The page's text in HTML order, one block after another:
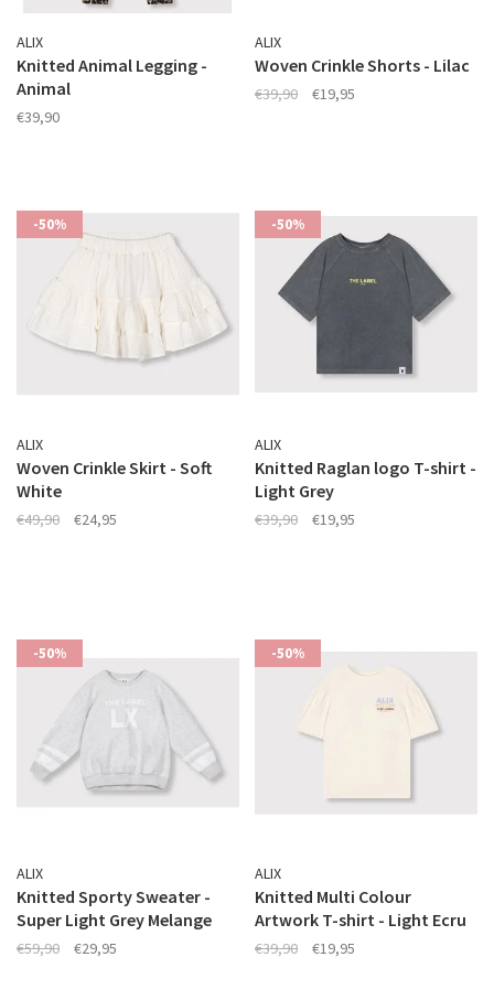
ALIX
Knitted Animal Legging -
Animal
€39,90
ALIX
Woven Crinkle Shorts - Lilac
€39,90 €19,95
-50%
ALIX
Woven Crinkle Skirt - Soft
White
€49,90 €24,95
-50%
ALIX
Knitted Raglan logo T-shirt -
Light Grey
€39,90 €19,95
-50%
ALIX
Knitted Sporty Sweater -
Super Light Grey Melange
€59,90 €29,95
-50%
ALIX
Knitted Multi Colour
Artwork T-shirt - Light Ecru
€39,90 €19,95